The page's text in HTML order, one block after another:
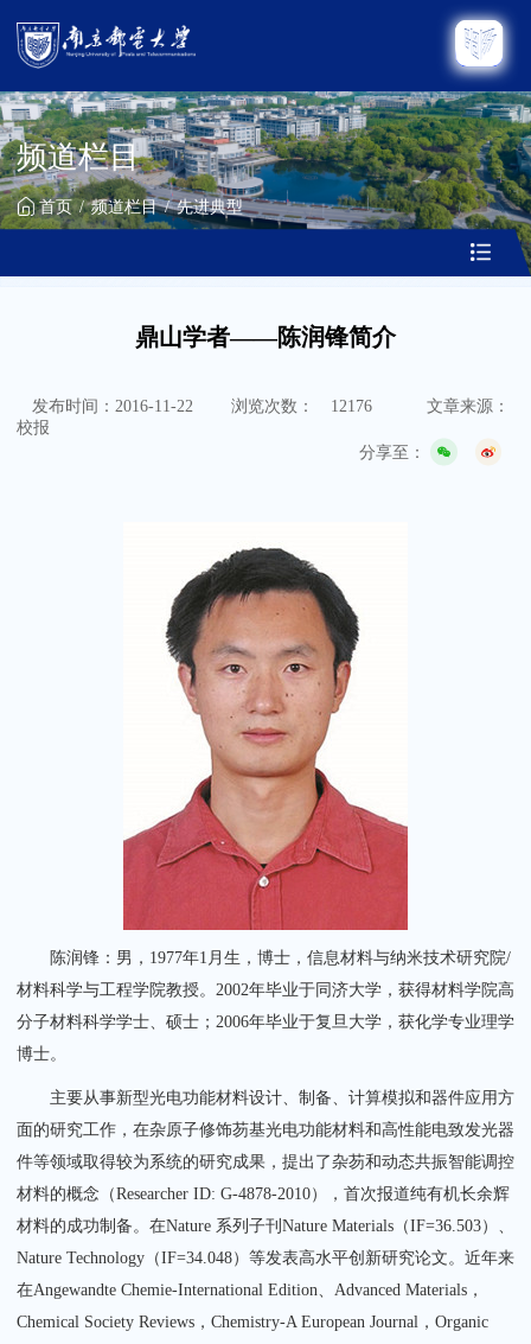
频道栏目
首页 频道栏目 先进典型
鼎山学者——陈润锋简介
发布时间：2016-11-22 浏览次数： 12176
文章来源：
校报
分享至：
陈润锋：男，1977年1月生，博士，信息材料与纳米技术研究院/
材料科学与工程学院教授。2002年毕业于同济大学，获得材料学院高
分子材料科学学士、硕士；2006年毕业于复旦大学，获化学专业理学
博士。
主要从事新型光电功能材料设计、制备、计算模拟和器件应用方
面的研究工作，在杂原子修饰芴基光电功能材料和高性能电致发光器
件等领域取得较为系统的研究成果，提出了杂芴和动态共振智能调控
材料的概念（Researcher ID: G-4878-2010），首次报道纯有机长余辉
材料的成功制备。在Nature 系列子刊Nature Materials（IF=36.503）、
Nature Technology（IF=34.048）等发表高水平创新研究论文。近年来
在Angewandte Chemie-International Edition、Advanced Materials，
Chemical Society Reviews，Chemistry-A European Journal，Organic